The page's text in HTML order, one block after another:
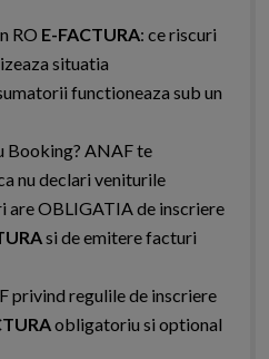
RO E-FACTURA: ce riscuri
situatia
functioneaza sub un
Booking? ANAF te
nu declari veniturile
are OBLIGATIA de inscriere
si de emitere facturi
privind regulile de inscriere
obligatoriu si optional